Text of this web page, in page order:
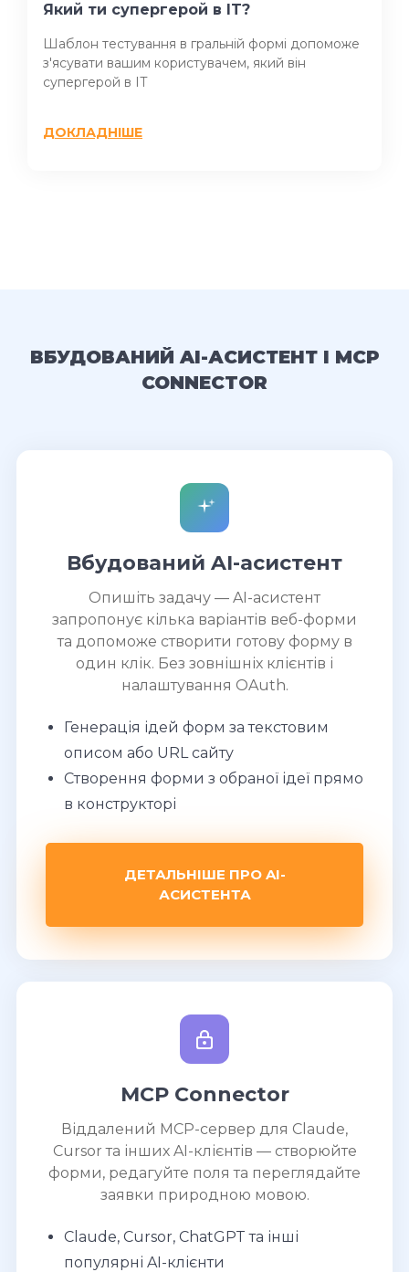
Який ти супергерой в IT?
Шаблон тестування в гральній формі допоможе
з'ясувати вашим користувачем, який він
супергерой в IT
ДОКЛАДНІШЕ
ВБУДОВАНИЙ AI-АСИСТЕНТ І MCP
CONNECTOR
Вбудований AI-асистент
Опишіть задачу — AI-асистент
запропонує кілька варіантів веб-форми
та допоможе створити готову форму в
один клік. Без зовнішніх клієнтів і
налаштування OAuth.
Генерація ідей форм за текстовим
описом або URL сайту
Створення форми з обраної ідеї прямо
в конструкторі
ДЕТАЛЬНІШЕ ПРО AI-
АСИСТЕНТА
MCP Connector
Віддалений MCP-сервер для Claude,
Cursor та інших AI-клієнтів — створюйте
форми, редагуйте поля та переглядайте
заявки природною мовою.
Claude, Cursor, ChatGPT та інші
популярні AI-клієнти